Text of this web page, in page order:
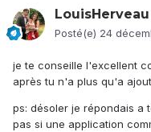
LouisHerveau
Posté(e) 24
je te conseille l'excellent
après tu n'a plus qu'a
ps: désoler je répondais a
pas si une application